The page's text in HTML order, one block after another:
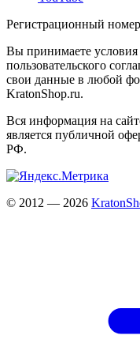
Регистрационный
Вы принимаете
пользовательского
свои данные в любой
KratonShop.ru.
Вся информация на
является публичной
РФ.
© 2012 — 2026